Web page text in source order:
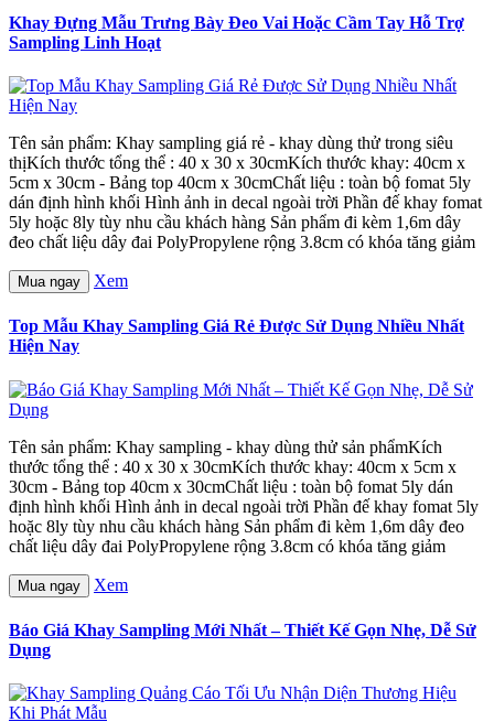
Khay Đựng Mẫu Trưng Bày Đeo Vai Hoặc Cầm Tay Hỗ Trợ
Sampling Linh Hoạt
Tên sản phẩm: Khay sampling giá rẻ - khay dùng thử trong siêu
thịKích thước tổng thể : 40 x 30 x 30cmKích thước khay: 40cm x
5cm x 30cm - Bảng top 40cm x 30cmChất liệu : toàn bộ fomat 5ly
dán định hình khối Hình ảnh in decal ngoài trời Phần đế khay fomat
5ly hoặc 8ly tùy nhu cầu khách hàng Sản phẩm đi kèm 1,6m dây
đeo chất liệu dây đai PolyPropylene rộng 3.8cm có khóa tăng giảm
Mua ngay Xem
Top Mẫu Khay Sampling Giá Rẻ Được Sử Dụng Nhiều Nhất
Hiện Nay
Tên sản phẩm: Khay sampling - khay dùng thử sản phẩmKích
thước tổng thể : 40 x 30 x 30cmKích thước khay: 40cm x 5cm x
30cm - Bảng top 40cm x 30cmChất liệu : toàn bộ fomat 5ly dán
định hình khối Hình ảnh in decal ngoài trời Phần đế khay fomat 5ly
hoặc 8ly tùy nhu cầu khách hàng Sản phẩm đi kèm 1,6m dây đeo
chất liệu dây đai PolyPropylene rộng 3.8cm có khóa tăng giảm
Mua ngay Xem
Báo Giá Khay Sampling Mới Nhất – Thiết Kế Gọn Nhẹ, Dễ Sử
Dụng